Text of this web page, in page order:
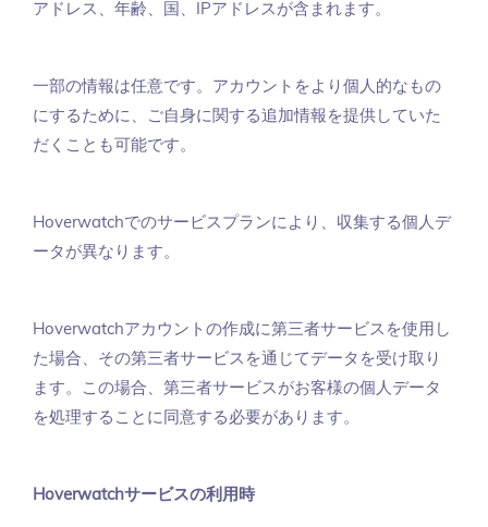
アドレス、年齢、国、IPアドレスが含まれます。
一部の情報は任意です。アカウントをより個人的なもの
にするために、ご自身に関する追加情報を提供していた
だくことも可能です。
Hoverwatchでのサービスプランにより、収集する個人デ
ータが異なります。
Hoverwatchアカウントの作成に第三者サービスを使用し
た場合、その第三者サービスを通じてデータを受け取り
ます。この場合、第三者サービスがお客様の個人データ
を処理することに同意する必要があります。
Hoverwatchサービスの利用時